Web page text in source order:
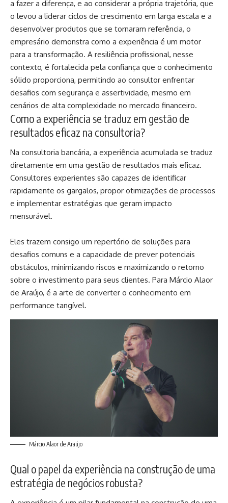
a fazer a diferença, e ao considerar a própria trajetória, que
o levou a liderar ciclos de crescimento em larga escala e a
desenvolver produtos que se tornaram referência, o
empresário demonstra como a experiência é um motor
para a transformação. A resiliência profissional, nesse
contexto, é fortalecida pela confiança que o conhecimento
sólido proporciona, permitindo ao consultor enfrentar
desafios com segurança e assertividade, mesmo em
cenários de alta complexidade no mercado financeiro.
Como a experiência se traduz em gestão de
resultados eficaz na consultoria?
Na consultoria bancária, a experiência acumulada se traduz
diretamente em uma gestão de resultados mais eficaz.
Consultores experientes são capazes de identificar
rapidamente os gargalos, propor otimizações de processos
e implementar estratégias que geram impacto
mensurável.
Eles trazem consigo um repertório de soluções para
desafios comuns e a capacidade de prever potenciais
obstáculos, minimizando riscos e maximizando o retorno
sobre o investimento para seus clientes. Para Márcio Alaor
de Araújo, é a arte de converter o conhecimento em
performance tangível.
Márcio Alaor de Araújo
Qual o papel da experiência na construção de uma
estratégia de negócios robusta?